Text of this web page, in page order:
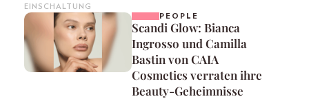
EINSCHALTUNG
PEOPLE
Scandi Glow: Bianca
Ingrosso und Camilla
Bastin von CAIA
Cosmetics verraten ihre
Beauty-Geheimnisse